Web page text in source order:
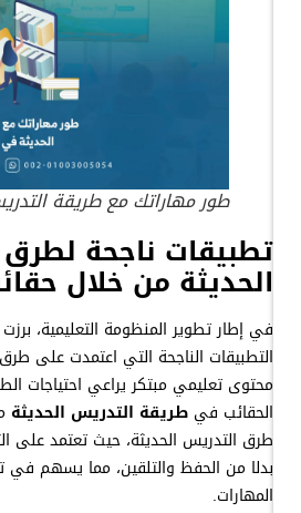
طور مهاراتك مع طريقة التدريس
تطبيقات ناجحة لطرق
الحديثة من خلال حقائب
في إطار تطوير المنظومة التعليمية، برزت
التطبيقات الناجحة التي اعتمدت على طرق
محتوى تعليمي مبتكر يراعي احتياجات
الحقائب فيطريقة التدريس الحديثة
طرق التدريس الحديثة، حيث تعتمد على
بدلا من الحفظ والتلقين، مما يسهم في
المهارات.